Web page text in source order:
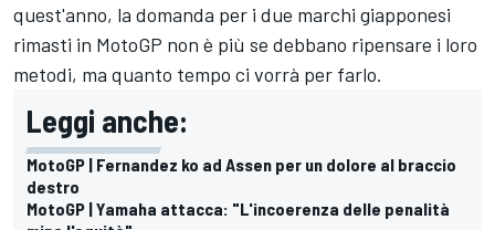
quest'anno, la domanda per i due marchi giapponesi
rimasti in MotoGP non è più se debbano ripensare i loro
metodi, ma quanto tempo ci vorrà per farlo.
Leggi anche:
MotoGP | Fernandez ko ad Assen per un dolore al braccio
destro
MotoGP | Yamaha attacca: "L'incoerenza delle penalità